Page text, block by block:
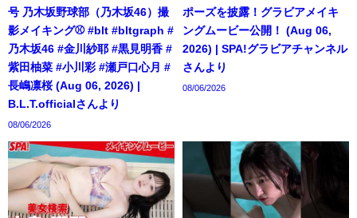
号 乃木坂野球部（乃木坂46）撮
影メイキング⚾️ #blt #bltgraph #
乃木坂46 #金川紗耶 #黒見明香 #
紫田柚菜 #小川彩 #瀬戸口心月 #
長嶋凛桜 (Aug 06, 2026) |
B.L.T.officialさんより
08/06/2026
ポーズを披露！グラビアメイキ
ングムービー公開！ (Aug 06,
2026) | SPA!グラビアチャンネル
さんより
08/06/2026